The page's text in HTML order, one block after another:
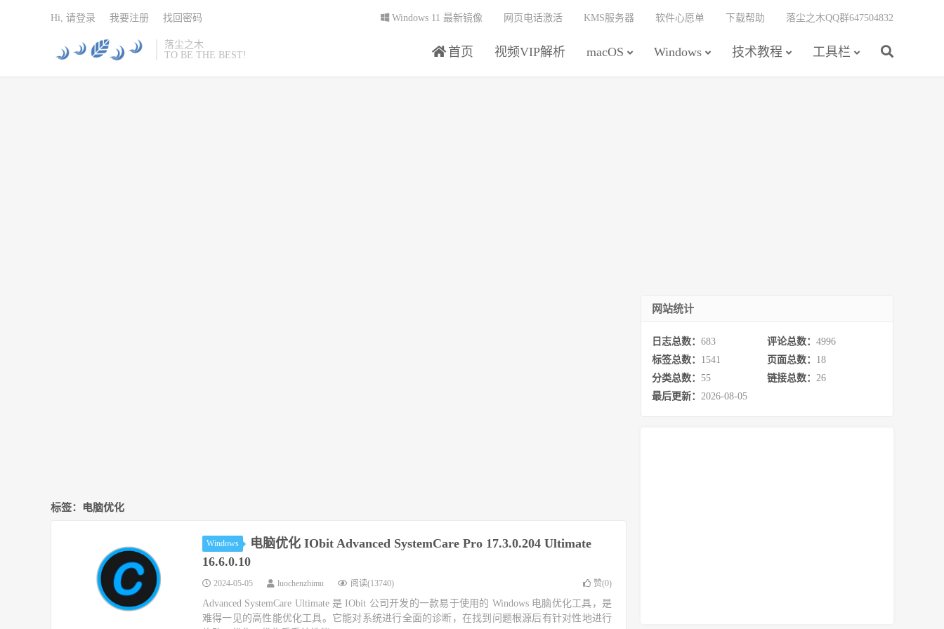
落尘之木
TO BE THE BEST!
首页 视频VIP解析 macOS Windows 技术教程 工具栏
Windows 11 最新镜像 网页电话激活 KMS服务器 软件心愿单 下载帮助 落尘之木QQ群647504832
Hi, 请登录 我要注册 找回密码
标签：电脑优化
Windows
电脑优化 IObit Advanced SystemCare Pro 17.3.0.204 Ultimate
16.6.0.10
2024-05-05 luochenzhimu 阅读(13740) 赞(0)
Advanced SystemCare Ultimate 是 IObit 公司开发的一款易于使用的 Windows 电脑优化工具，是
难得一见的高性能优化工具。它能对系统进行全面的诊断，在找到问题根源后有针对性地进行
网站统计
日志总数： 683 评论总数： 4996
标签总数： 1541 页面总数： 18
分类总数： 55 链接总数： 26
最后更新： 2026-08-05